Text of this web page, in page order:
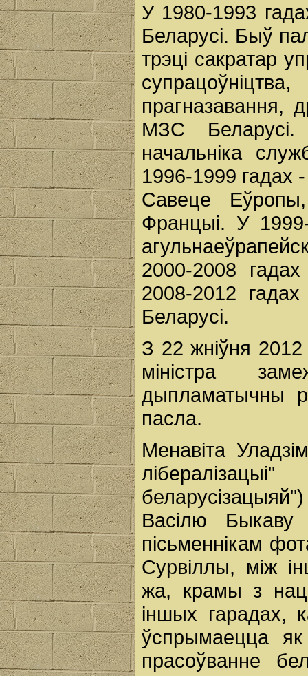
У 1980-1993
Беларусі. Быў
трэці сакратар
прагназавання,
МЗС
начальніка
1996-1999 гадах
Савеце
Францыі. У
2000-2008
2008-2012 гадах
Беларусі.
З 22 жніўня
міністра
дыпламатычны
пасла.
Менавіта
Васілю
пісьменнікам
Сурвіллы, між
жа, крамы з
іншых гарадах,
ўспрымаецца
прасоўванне